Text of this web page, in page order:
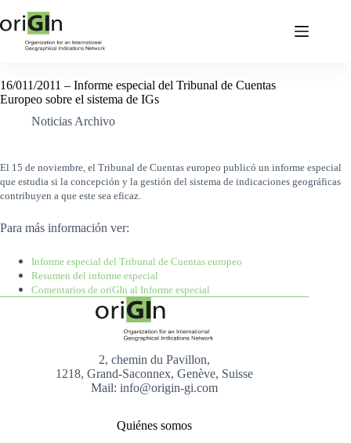
16/011/2011 – Informe especial del Tribunal de Cuentas
Europeo sobre el sistema de IGs
Noticias Archivo
El 15 de noviembre, el Tribunal de Cuentas europeo publicó un informe especial
que estudia si la concepción y la gestión del sistema de indicaciones geográficas
contribuyen a que este sea eficaz.
Para más información ver:
Informe especial del Tribunal de Cuentas europeo
Resumen del informe especial
Comentarios de oriGIn al Informe especial
2, chemin du Pavillon,
1218, Grand-Saconnex, Genève, Suisse
Mail: info@origin-gi.com
Quiénes somos